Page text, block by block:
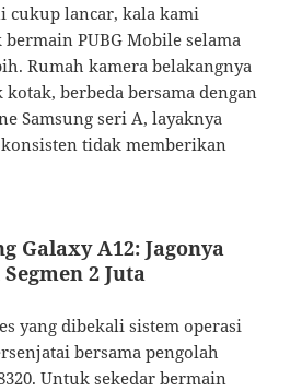
cukup lancar, kala kami
PUBG Mobile selama
Rumah kamera belakangnya
berbeda bersama dengan
Samsung seri A, layaknya
tidak memberikan
Galaxy A12: Jagonya
2 Juta
yang dibekali sistem operasi
bersama pengolah
Untuk sekedar bermain